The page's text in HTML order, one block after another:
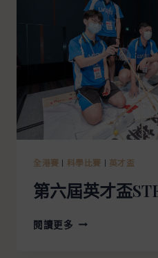
全港賽 | 科學比賽 | 英才盃
第六屆英才盃
閱讀更多